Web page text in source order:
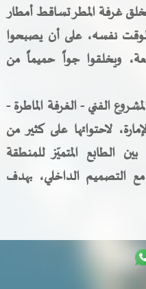
غرفة المطر تساقط أمطار
نفسه، على أن يصبحوا
ويخلقوا جواً حميماً من
الفني - الغرفة الماطرة -
لاحتوائها على كثير من
الطابع المتميّز للمنطقة
مع التصميم الداخلي، بهدف